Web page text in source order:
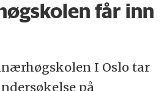
får inn
I Oslo tar
på